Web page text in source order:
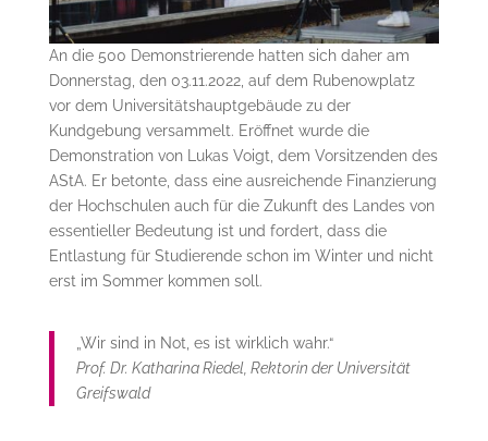
An die 500 Demonstrierende hatten sich daher am
Donnerstag, den 03.11.2022, auf dem Rubenowplatz
vor dem Universitätshauptgebäude zu der
Kundgebung versammelt. Eröffnet wurde die
Demonstration von Lukas Voigt, dem Vorsitzenden des
AStA. Er betonte, dass eine ausreichende Finanzierung
der Hochschulen auch für die Zukunft des Landes von
essentieller Bedeutung ist und fordert, dass die
Entlastung für Studierende schon im Winter und nicht
erst im Sommer kommen soll.
„Wir sind in Not, es ist wirklich wahr.“
Prof. Dr. Katharina Riedel, Rektorin der Universität
Greifswald